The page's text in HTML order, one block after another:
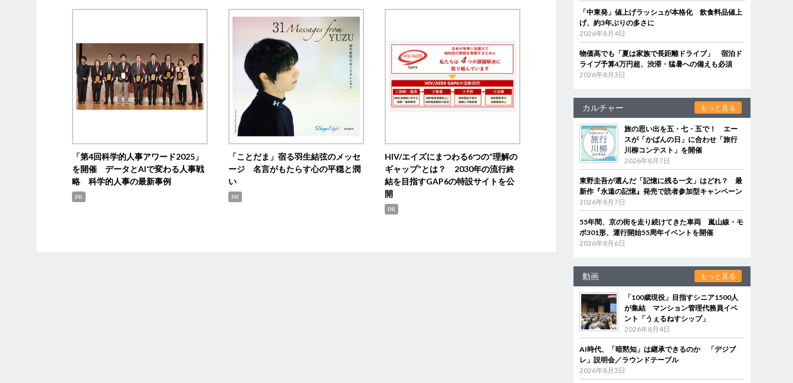
「第4回科学的人事アワード2025」
を開催 データとAIで変わる人事戦
略 科学的人事の最新事例
PR
「ことだま」宿る羽生結弦のメッセ
ージ 名言がもたらす心の平穏と潤
い
PR
HIV/エイズにまつわる6つの“理解の
ギャップ”とは？ 2030年の流行終
結を目指すGAP6の特設サイトを公
開
PR
「中東発」値上げラッシュが本格化 飲食料品値上
げ、約3年ぶりの多さに
2026年8月4日
物価高でも「夏は家族で長距離ドライブ」 宿泊ド
ライブ予算4万円超、渋滞・猛暑への備えも必須
2026年8月3日
カルチャー もっと見る
旅の思い出を五・七・五で！ エー
スが「かばんの日」に合わせ「旅行
川柳コンテスト」を開催
2026年8月7日
東野圭吾が選んだ「記憶に残る一文」はどれ？ 最
新作『永遠の記憶』発売で読者参加型キャンペーン
2026年8月7日
55年間、京の街を走り続けてきた車両 嵐山線・モ
ボ301形、運行開始55周年イベントを開催
2026年8月6日
動画 もっと見る
「100歳現役」目指すシニア1500人
が集結 マンション管理代務員イベ
ント「うぇるねすシップ」
2026年8月4日
AI時代、「暗黙知」は継承できるのか 「デジブ
レ」説明会／ラウンドテーブル
2026年8月3日